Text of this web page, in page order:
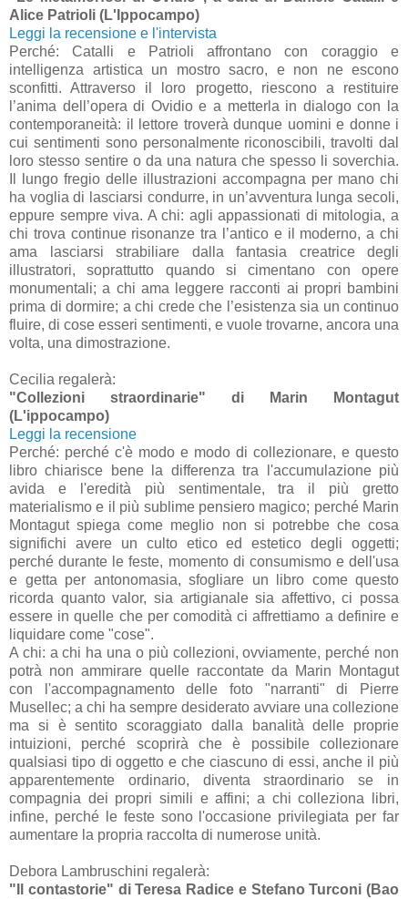
Alice Patrioli (L'Ippocampo)
Leggi la recensione e l'intervista
Perché: Catalli e Patrioli affrontano con coraggio e
intelligenza artistica un mostro sacro, e non ne escono
sconfitti. Attraverso il loro progetto, riescono a restituire
l’anima dell’opera di Ovidio e a metterla in dialogo con la
contemporaneità: il lettore troverà dunque uomini e donne i
cui sentimenti sono personalmente riconoscibili, travolti dal
loro stesso sentire o da una natura che spesso li soverchia.
Il lungo fregio delle illustrazioni accompagna per mano chi
ha voglia di lasciarsi condurre, in un’avventura lunga secoli,
eppure sempre viva. A chi: agli appassionati di mitologia, a
chi trova continue risonanze tra l’antico e il moderno, a chi
ama lasciarsi strabiliare dalla fantasia creatrice degli
illustratori, soprattutto quando si cimentano con opere
monumentali; a chi ama leggere racconti ai propri bambini
prima di dormire; a chi crede che l’esistenza sia un continuo
fluire, di cose esseri sentimenti, e vuole trovarne, ancora una
volta, una dimostrazione.
Cecilia regalerà:
"Collezioni straordinarie" di Marin Montagut
(L'ippocampo)
Leggi la recensione
Perché: perché c'è modo e modo di collezionare, e questo
libro chiarisce bene la differenza tra l'accumulazione più
avida e l'eredità più sentimentale, tra il più gretto
materialismo e il più sublime pensiero magico; perché Marin
Montagut spiega come meglio non si potrebbe che cosa
significhi avere un culto etico ed estetico degli oggetti;
perché durante le feste, momento di consumismo e dell'usa
e getta per antonomasia, sfogliare un libro come questo
ricorda quanto valor, sia artigianale sia affettivo, ci possa
essere in quelle che per comodità ci affrettiamo a definire e
liquidare come "cose".
A chi: a chi ha una o più collezioni, ovviamente, perché non
potrà non ammirare quelle raccontate da Marin Montagut
con l'accompagnamento delle foto "narranti" di Pierre
Musellec; a chi ha sempre desiderato avviare una collezione
ma si è sentito scoraggiato dalla banalità delle proprie
intuizioni, perché scoprirà che è possibile collezionare
qualsiasi tipo di oggetto e che ciascuno di essi, anche il più
apparentemente ordinario, diventa straordinario se in
compagnia dei propri simili e affini; a chi colleziona libri,
infine, perché le feste sono l'occasione privilegiata per far
aumentare la propria raccolta di numerose unità.
Debora Lambruschini regalerà:
"Il contastorie" di Teresa Radice e Stefano Turconi (Bao